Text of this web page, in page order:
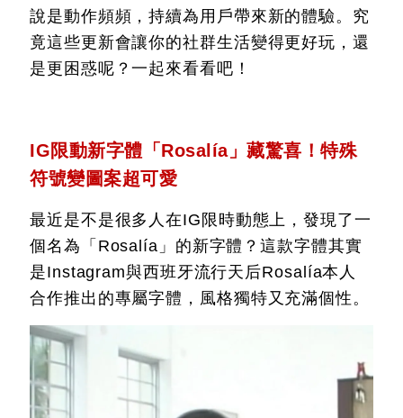
說是動作頻頻，持續為用戶帶來新的體驗。究
竟這些更新會讓你的社群生活變得更好玩，還
是更困惑呢？一起來看看吧！
IG限動新字體「Rosalía」藏驚喜！特殊
符號變圖案超可愛
最近是不是很多人在IG限時動態上，發現了一
個名為「Rosalía」的新字體？這款字體其實
是Instagram與西班牙流行天后Rosalía本人
合作推出的專屬字體，風格獨特又充滿個性。